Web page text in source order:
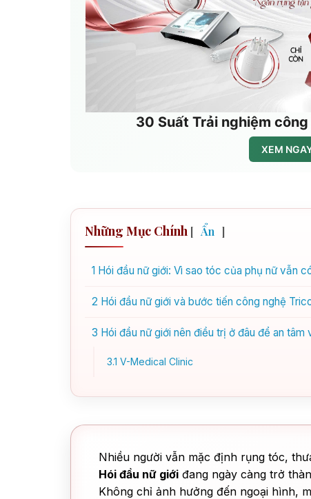
30 Suất Trải nghiệm
XEM
Những Mục Chính [ Ẩn ]
1 Hói đầu nữ giới: Vì sao tóc của phụ nữ vẫn
2 Hói đầu nữ giới và bước tiến công nghệ
3 Hói đầu nữ giới nên điều trị ở đâu để an tâm
3.1 V-Medical Clinic
Nhiều người vẫn mặc định rụng tóc,
Hói đầu nữ giới đang ngày càng trở
Không chỉ ảnh hưởng đến ngoại hình,